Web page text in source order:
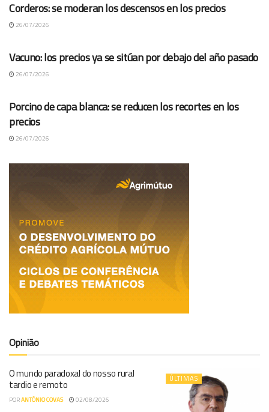
Corderos: se moderan los descensos en los precios
26/07/2026
Vacuno: los precios ya se sitúan por debajo del año pasado
26/07/2026
Porcino de capa blanca: se reducen los recortes en los
precios
26/07/2026
Opinião
ÚLTIMAS
O mundo paradoxal do nosso rural
tardio e remoto
PORANTÓNIO COVAS 02/08/2026